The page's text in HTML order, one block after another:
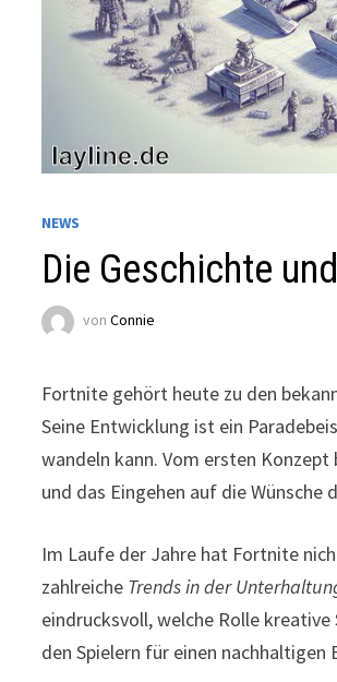
NEWS
Die Geschichte
vonConnie
Fortnite gehört heute zu den
Seine Entwicklung ist ein
wandeln kann. Vom ersten
und das Eingehen auf die
Im Laufe der Jahre hat Fortnite
zahlreiche Trends in der
eindrucksvoll, welche Rolle
den Spielern für einen nachhaltigen